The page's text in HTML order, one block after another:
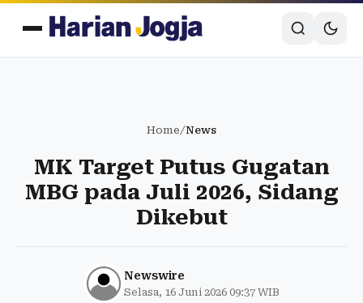
Home/News
MK Target Putus Gugatan
MBG pada Juli 2026, Sidang
Dikebut
Newswire
Selasa, 16 Juni 2026 09:37 WIB